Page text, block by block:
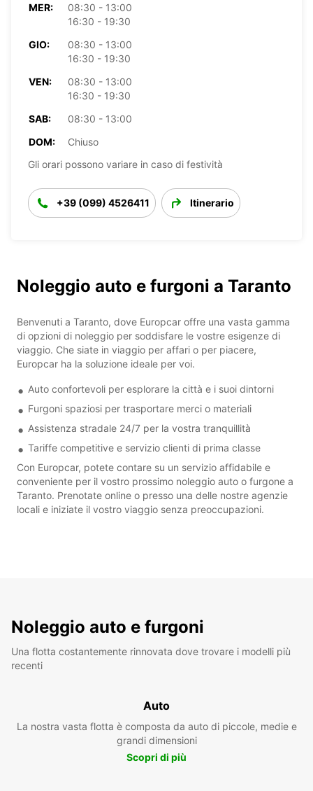
MER:
08:30 - 13:00
16:30 - 19:30
GIO:
08:30 - 13:00
16:30 - 19:30
VEN:
08:30 - 13:00
16:30 - 19:30
SAB:
08:30 - 13:00
DOM:
Chiuso
Gli orari possono variare in caso di festività
+39 (099) 4526411 Itinerario
Noleggio auto e furgoni a Taranto
Benvenuti a Taranto, dove Europcar offre una vasta gamma
di opzioni di noleggio per soddisfare le vostre esigenze di
viaggio. Che siate in viaggio per affari o per piacere,
Europcar ha la soluzione ideale per voi.
Auto confortevoli per esplorare la città e i suoi dintorni
Furgoni spaziosi per trasportare merci o materiali
Assistenza stradale 24/7 per la vostra tranquillità
Tariffe competitive e servizio clienti di prima classe
Con Europcar, potete contare su un servizio affidabile e
conveniente per il vostro prossimo noleggio auto o furgone a
Taranto. Prenotate online o presso una delle nostre agenzie
locali e iniziate il vostro viaggio senza preoccupazioni.
Noleggio auto e furgoni
Una flotta costantemente rinnovata dove trovare i modelli più
recenti
Auto
La nostra vasta flotta è composta da auto di piccole, medie e
grandi dimensioni
Scopri di più